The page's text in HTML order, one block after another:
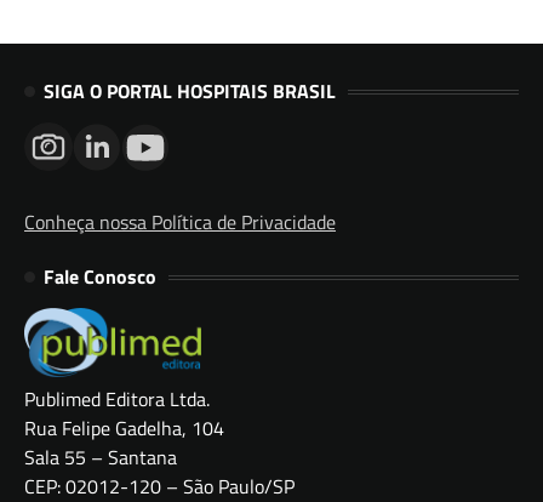
SIGA O PORTAL HOSPITAIS BRASIL
Conheça nossa Política de Privacidade
Fale Conosco
Publimed Editora Ltda.
Rua Felipe Gadelha, 104
Sala 55 – Santana
CEP: 02012-120 – São Paulo/SP